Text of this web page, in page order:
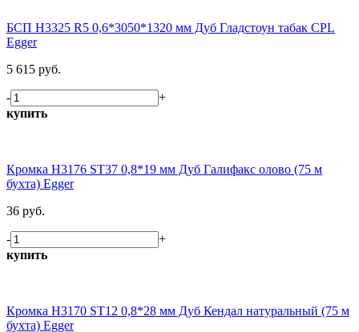
БСП H3325 R5 0,6*3050*1320 мм Дуб Гладстоун табак CPL
Egger
5 615 руб.
-
+
купить
Кромка H3176 ST37 0,8*19 мм Дуб Галифакс олово (75 м
бухта) Egger
36 руб.
-
+
купить
Кромка H3170 ST12 0,8*28 мм Дуб Кендал натуральный (75 м
бухта) Egger